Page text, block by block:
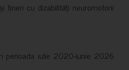
tineri cu dizabilități neuromotorii
perioada iulie 2020-iunie 2026